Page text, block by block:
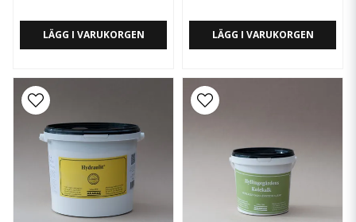
LÄGG I VARUKORGEN LÄGG I VARUKORGEN